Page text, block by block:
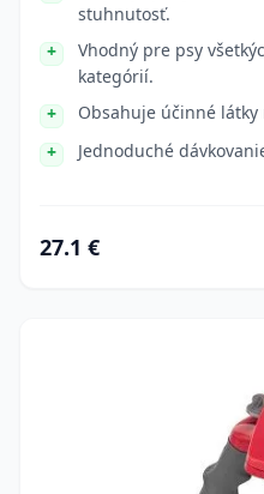
stuhnutosť.
Vhodný pre psy
kategórií.
Obsahuje účinné
Jednoduché
27.1 €